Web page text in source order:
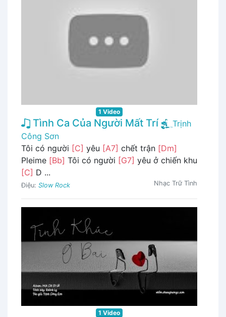
1 Video
Tình Ca Của Người Mất Trí
Trịnh
Công Sơn
Tôi có người [C] yêu [A7] chết trận [Dm]
Pleime [Bb] Tôi có người [G7] yêu ở chiến khu
[C] D ...
Điệu: Slow Rock Nhạc Trữ Tình
1 Video